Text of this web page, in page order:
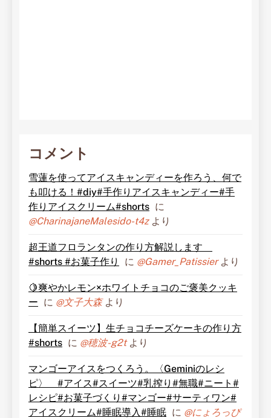
コメント
雪蓮を使ってアイスキャンディーを作ろう、何で
も叩ける！#diy#手作りアイスキャンディー#手
作りアイスクリーム#shorts に
@CharinajaneMalesido-t4zより
超王道フロランタンの作り方解説します
#shorts #お菓子作り
に @Gamer_Patissierより
🍋爽やかレモン×ホワイトチョコのご褒美クッキ
ー に @文子大森より
【簡単スイーツ】生チョコチーズケーキの作り方
#shorts に @穂波-g2tより
マンゴーアイスをつくろう。〈Geminiのレシ
ピ〉 #アイス#スイーツ#乳搾り#無職#ニート#
レシピ#お菓子づくり#マンゴー#サーティワン#
アイスクリーム#睡眠導入#睡眠 に @にょろっぴ